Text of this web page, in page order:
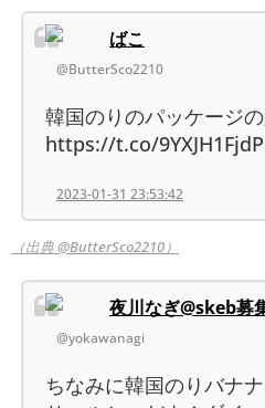
ばこ
@ButterSco2210
韓国のりのパッケージ
https://t.co/9YXJH1FjdP
2023-01-31 23:53:42
（出典 @ButterSco2210）
夜川なぎ@skeb募
@yokawanagi
ちなみに韓国のりバナ